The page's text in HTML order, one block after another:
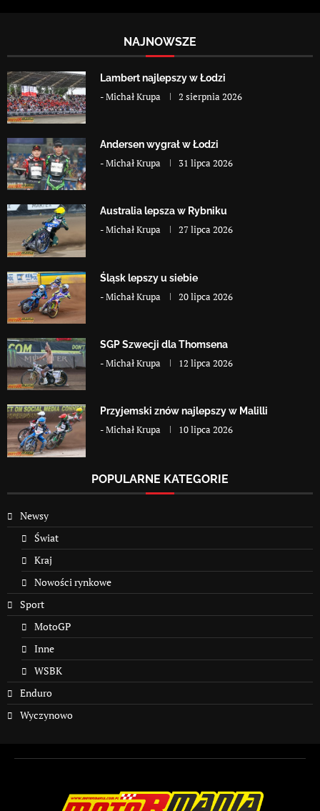
NAJNOWSZE
Lambert najlepszy w Łodzi
-Michał Krupa 2 sierpnia 2026
Andersen wygrał w Łodzi
-Michał Krupa 31 lipca 2026
Australia lepsza w Rybniku
-Michał Krupa 27 lipca 2026
Śląsk lepszy u siebie
-Michał Krupa 20 lipca 2026
SGP Szwecji dla Thomsena
-Michał Krupa 12 lipca 2026
Przyjemski znów najlepszy w Malilli
-Michał Krupa 10 lipca 2026
POPULARNE KATEGORIE
Newsy
Świat
Kraj
Nowości rynkowe
Sport
MotoGP
Inne
WSBK
Enduro
Wyczynowo